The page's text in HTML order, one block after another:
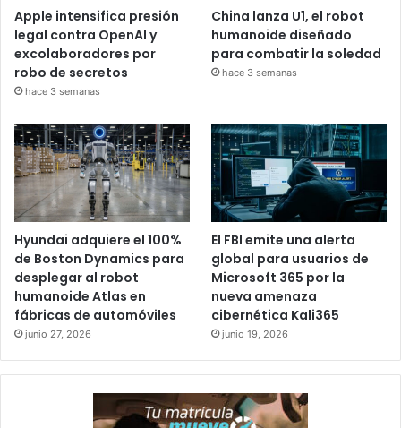
Apple intensifica presión
legal contra OpenAI y
excolaboradores por
robo de secretos
hace 3 semanas
China lanza U1, el robot
humanoide diseñado
para combatir la soledad
hace 3 semanas
Hyundai adquiere el 100%
de Boston Dynamics para
desplegar al robot
humanoide Atlas en
fábricas de automóviles
junio 27, 2026
El FBI emite una alerta
global para usuarios de
Microsoft 365 por la
nueva amenaza
cibernética Kali365
junio 19, 2026